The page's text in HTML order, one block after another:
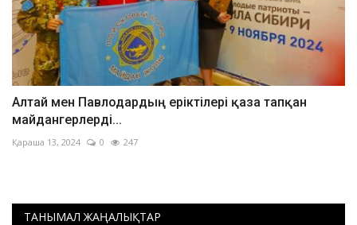
Алтай мен Павлодардың еріктілері қаза тапқан
майдангерлерді...
Қараша 13, 2024 0 247
ТАНЫМАЛ ЖАҢАЛЫҚТАР